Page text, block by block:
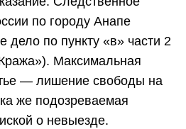
по городу Анапе
дело по пункту «в» части 2
Максимальная
— лишение свободы на
же подозреваемая
о невыезде.